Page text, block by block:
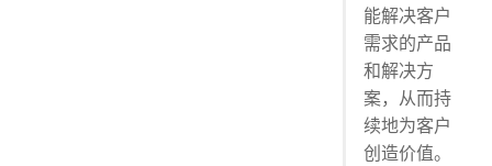
能解决客户
需求的产品
和解决方
案，从而持
续地为客户
创造价值。